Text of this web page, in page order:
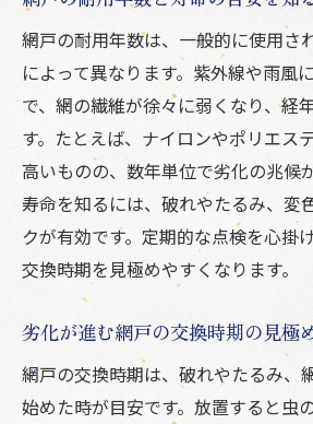
網戸の耐用年数は、一般的に使用さ
によって異なります。紫外線や雨風
で、網の繊維が徐々に弱くなり、経
す。たとえば、ナイロンやポリエス
高いものの、数年単位で劣化の兆候
寿命を知るには、破れやたるみ、変
クが有効です。定期的な点検を心掛
交換時期を見極めやすくなります。
劣化が進む網戸の交換時期の見極
網戸の交換時期は、破れやたるみ、
始めた時が目安です。放置すると虫